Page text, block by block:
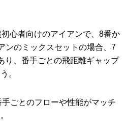
心者向けのアイアンで、8番か
ンのミックスセットの場合、7
り、番手ごとの飛距離ギャップ
。
ごとのフローや性能がマッチ